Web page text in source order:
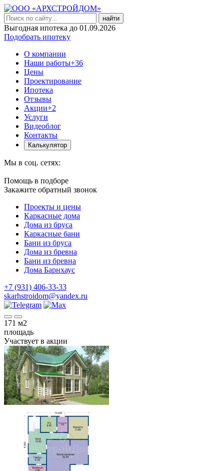
найти
Выгодная ипотека до 01.09.2026
Подобрать ипотеку
О компании
Наши работы+36
Цены
Проектирование
Ипотека
Отзывы
Акции+2
Услуги
Видеоблог
Контакты
Калькулятор
Мы в соц. сетях:
Помощь в подборе
Закажите обратный звонок
Проекты и цены
Каркасные дома
Дома из бруса
Каркасные бани
Бани из бруса
Дома из бревна
Бани из бревна
Дома Барнхаус
+7 (931) 406-33-33
skarhstroidom@yandex.ru
171 м2
площадь
Участвует в акции